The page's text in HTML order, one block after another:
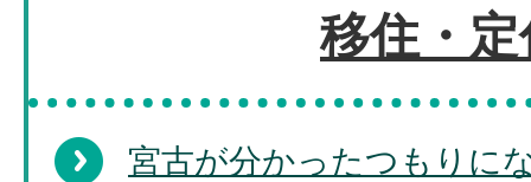
移住・
宮古が分かったつもりに